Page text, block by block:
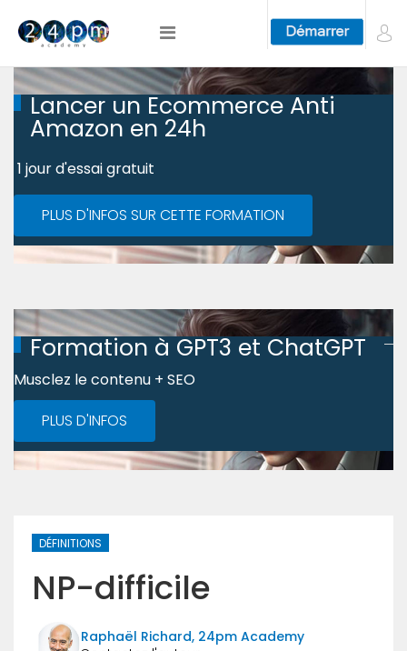
Lancer un Ecommerce Anti
Amazon en 24h
1 jour d'essai gratuit
PLUS D'INFOS SUR CETTE FORMATION
Formation à GPT3 et ChatGPT
Musclez le contenu + SEO
PLUS D'INFOS
DÉFINITIONS
NP-difficile
Raphaël Richard, 24pm Academy